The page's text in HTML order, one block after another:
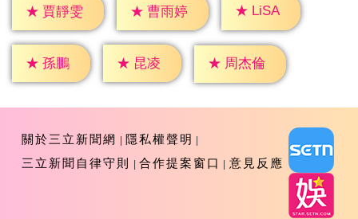
★ 賈靜雯 ★ 曹雨婷 ★ LiSA
★ 孫鵬 ★ 昆凌 ★ 周杰倫
關於三立新聞網
隱私權聲明
三立新聞自律守則
合作提案窗口 意見反應